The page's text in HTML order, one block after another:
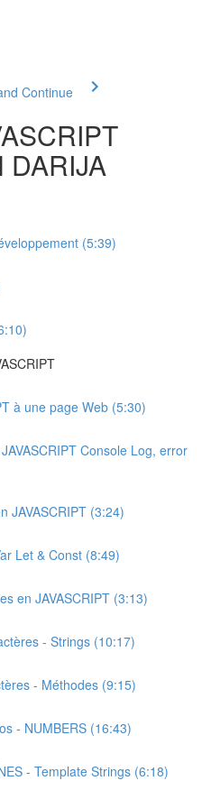
Continue
DARIJA
(5:39)
à une page Web (5:30)
Console Log, error
JAVASCRIPT (3:24)
Let & Const (8:49)
en JAVASCRIPT (3:13)
- Strings (10:17)
- Méthodes (9:15)
- NUMBERS (16:43)
- Template Strings (6:18)